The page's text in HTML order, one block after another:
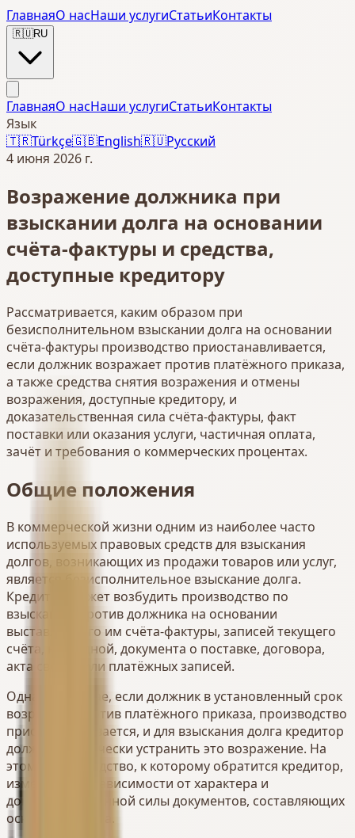
ГлавнаяО насНаши услугиСтатьиКонтакты
🇷🇺RU
ГлавнаяО насНаши услугиСтатьиКонтакты
Язык
🇹🇷Türkçe🇬🇧English🇷🇺Русский
4 июня 2026 г.
Возражение должника при
взыскании долга на основании
счёта-фактуры и средства,
доступные кредитору
Рассматривается, каким образом при
безисполнительном взыскании долга на основании
счёта-фактуры производство приостанавливается,
если должник возражает против платёжного приказа,
а также средства снятия возражения и отмены
возражения, доступные кредитору, и
доказательственная сила счёта-фактуры, факт
поставки или оказания услуги, частичная оплата,
зачёт и требования о коммерческих процентах.
Общие положения
В коммерческой жизни одним из наиболее часто
используемых правовых средств для взыскания
долгов, возникающих из продажи товаров или услуг,
является безисполнительное взыскание долга.
Кредитор может возбудить производство по
взысканию против должника на основании
выставленного им счёта-фактуры, записей текущего
счёта, накладной, документа о поставке, договора,
акта сверки или платёжных записей.
Однако в случае, если должник в установленный срок
возражает против платёжного приказа, производство
приостанавливается, и для взыскания долга кредитор
должен юридически устранить это возражение. На
этом этапе средство, к которому обратится кредитор,
изменяется в зависимости от характера и
доказательственной силы документов, составляющих
основание долга.